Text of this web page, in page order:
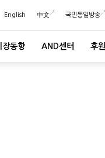
English 中文 국민통일방송
장동향 AND센터 후